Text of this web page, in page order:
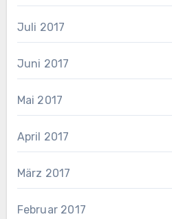
Juli 2017
Juni 2017
Mai 2017
April 2017
März 2017
Februar 2017